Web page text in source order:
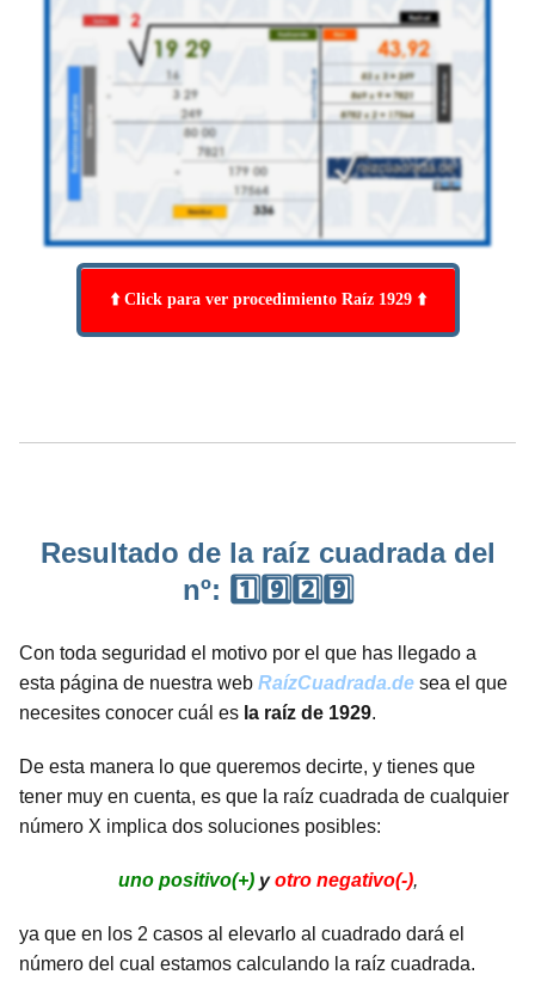
⬆️ Click para ver procedimiento Raíz 1929 ⬆️
Resultado de la raíz cuadrada del
nº: 1️⃣9️⃣2️⃣9️⃣
Con toda seguridad el motivo por el que has llegado a
esta página de nuestra web RaízCuadrada.de sea el que
necesites conocer cuál es la raíz de 1929.
De esta manera lo que queremos decirte, y tienes que
tener muy en cuenta, es que la raíz cuadrada de cualquier
número X implica dos soluciones posibles:
uno positivo(+)yotro negativo(-),
ya que en los 2 casos al elevarlo al cuadrado dará el
número del cual estamos calculando la raíz cuadrada.